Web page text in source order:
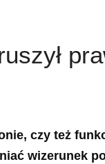
czy też
wizerunek